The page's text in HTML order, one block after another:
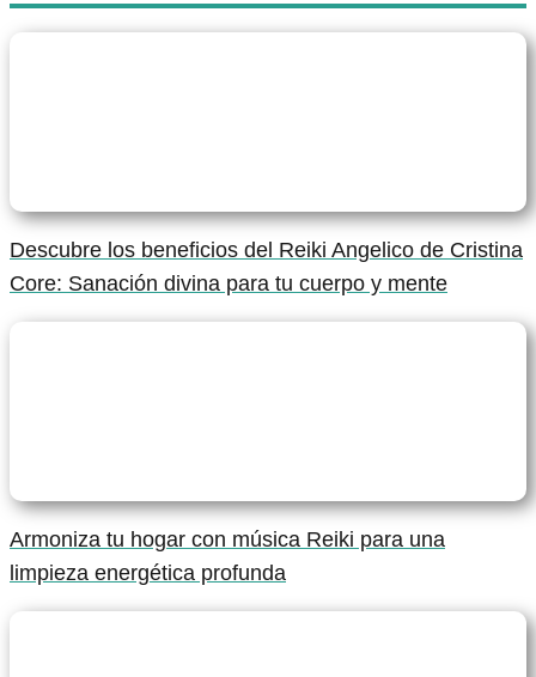
Descubre los beneficios del Reiki Angelico de Cristina
Core: Sanación divina para tu cuerpo y mente
Armoniza tu hogar con música Reiki para una
limpieza energética profunda